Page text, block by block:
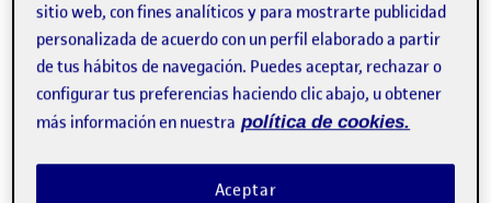
Semestre 20252 - Aula 1 19 Marzo, 2026
19 Marzo, 2026
PEC2 Interacción tangible
Publicado por
Jesus Zamora Jimenez
Fecha de publicación
-comentario
sitio web, con fines analíticos y para mostrarte publicidad
personalizada de acuerdo con un perfil elaborado a partir
de tus hábitos de navegación. Puedes aceptar, rechazar o
configurar tus preferencias haciendo clic abajo, u obtener
más información en nuestra política de cookies.
Aceptar